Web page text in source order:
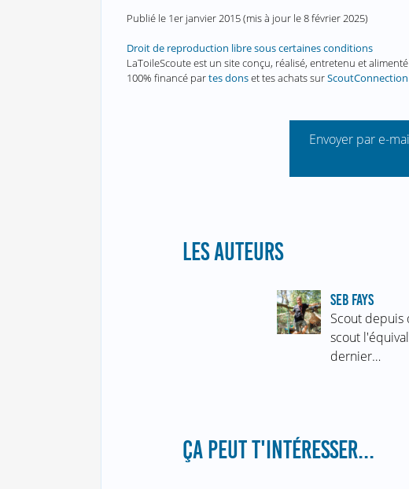
Publié le 1er janvier 2015(mis à jour le8 février 2025)
Droit de reproduction libre sous certaines conditions
LaToileScoute est un site conçu, réalisé, entretenu et
100% financé partes donset tes achats surScoutConnection
Envoyer par e-
LES AUTEURS
SEB FAYS
Scout depuis
scout
dernier…
ÇA PEUT T'INTÉRESSER...